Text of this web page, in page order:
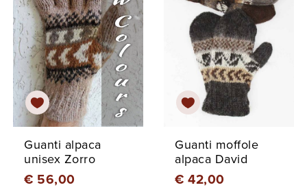
Guanti alpaca
unisex Zorro
€ 56,00
Guanti moffole
alpaca David
€ 42,00